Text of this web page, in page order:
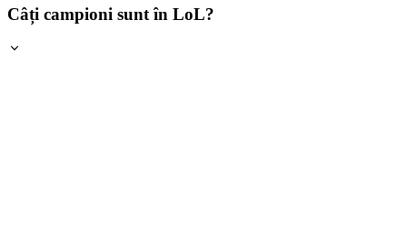
Câți campioni sunt în LoL?